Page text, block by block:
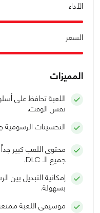
الأداء
السعر
المميزات
اللعبة تحافظ على
نفس الوقت.
التحسينات الرسومية
محتوى اللعب كبير
جميع الـ DLC.
إمكانية التبديل بين
بسهولة.
موسيقى اللعبة